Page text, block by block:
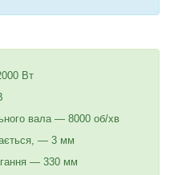
Вт
вала — 8000 об/хв
— 3 мм
— 330 мм